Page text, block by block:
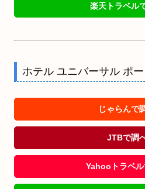
楽天トラベル
ホテル ユニバーサル ポ
じゃらんで
JTBで調
Yahooトラベ